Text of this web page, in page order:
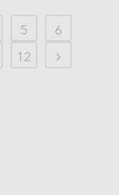
5
6
12